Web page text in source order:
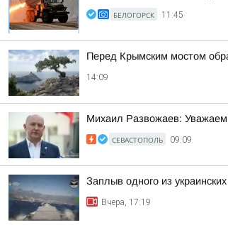
БЕЛОГОРСК 11:45
Перед Крымским мостом
14:09
Михаил Развожаев:
СЕВАСТОПОЛЬ 09:09
Заплыв одного из
Вчера, 17:19